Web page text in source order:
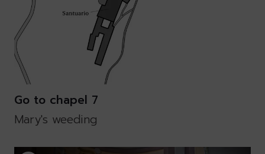
Go to chapel 7
Mary's weeding